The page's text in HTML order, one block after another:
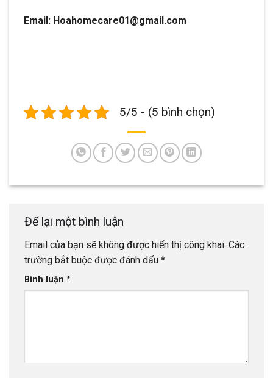
Email: Hoahomecare01@gmail.com
5/5 - (5 bình chọn)
Để lại một bình luận
Email của bạn sẽ không được hiển thị công khai. Các
trường bắt buộc được đánh dấu *
Bình luận *